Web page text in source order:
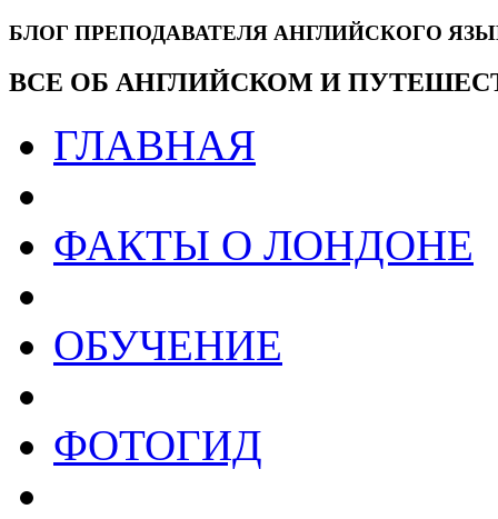
БЛОГ ПРЕПОДАВАТЕЛЯ АНГЛИЙСКОГО
ВСЕ ОБ АНГЛИЙСКОМ И
ГЛАВНАЯ
ФАКТЫ О ЛОНДОНЕ
ОБУЧЕНИЕ
ФОТОГИД